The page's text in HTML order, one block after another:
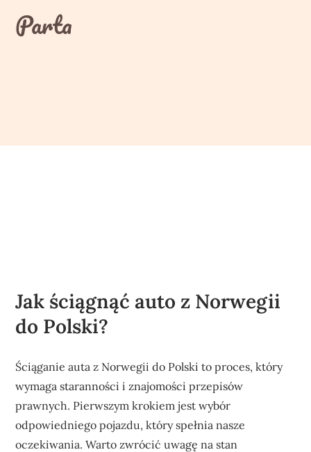
contentParta
Jak ściągnąć auto z Norwegii
do Polski?
Ściąganie auta z Norwegii do Polski to proces, który
wymaga staranności i znajomości przepisów
prawnych. Pierwszym krokiem jest wybór
odpowiedniego pojazdu, który spełnia nasze
oczekiwania. Warto zwrócić uwagę na stan